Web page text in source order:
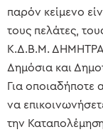
παρόν κείμενο
τους πελάτες,
Κ.Δ.Β.Μ. ΔΗΜΗΤΡΑ
Δημόσια και
Για οποιαδήποτε
να
την